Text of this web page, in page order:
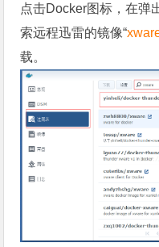
点击Docker图标，在弹
索远程迅雷的镜像“
载。